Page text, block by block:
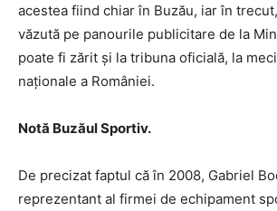
acestea fiind chiar în Buzău, iar în
văzută pe panourile publicitare de la
poate fi zărit și la tribuna oficială, la
naționale a României.
Notă Buzăul Sportiv.
De precizat faptul că în 2008, Gabriel
reprezentant al firmei de echipament